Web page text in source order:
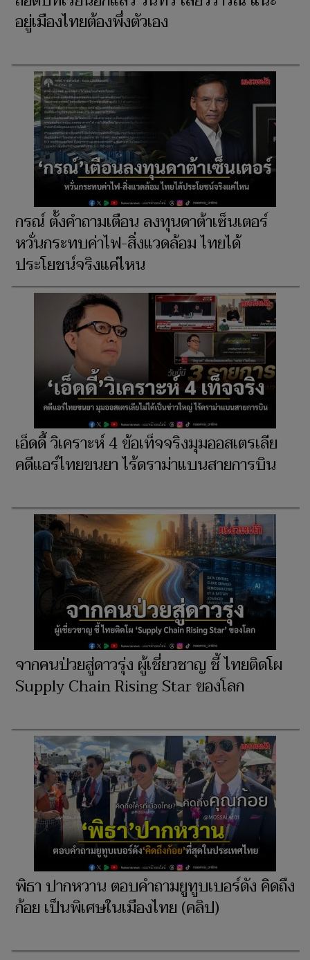
อยู่เมืองไทยต้องพึ่งตัวเอง
กรณ์ ตั้งคำถามเตือน ลงทุนดาต้าเซ็นเตอร์
หวั่นกระทบค่าไฟ-สิ่งแวดล้อม ไทยได้
ประโยชน์จริงแค่ไหน
เอ็ดดี้ วิเคราะห์ 4 ข้อเท็จจริงมุมออสเตรเลีย
คดีแอร์ไทยขนยา ไร้ดราม่าแบนสายการบิน
จากคนป่วยสู่ดาวรุ่ง ผู้เชี่ยวชาญ ชี้ ไทยติดโผ
Supply Chain Rising Star ของโลก
พิธา ปากหวาน ตอบคำถามยูทูบเบอร์ดัง คิดถึง
ก้อย เป็นพิเศษในเมืองไทย (คลิป)